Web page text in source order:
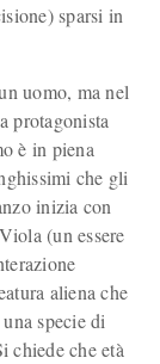
sparsi in
uomo, ma nel
protagonista
è in piena
che gli
inizia con
(un essere
aliena che
specie di
chiede che età